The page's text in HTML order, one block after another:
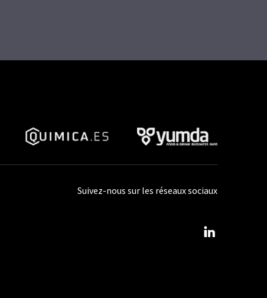
Suivez-nous sur les réseaux sociaux